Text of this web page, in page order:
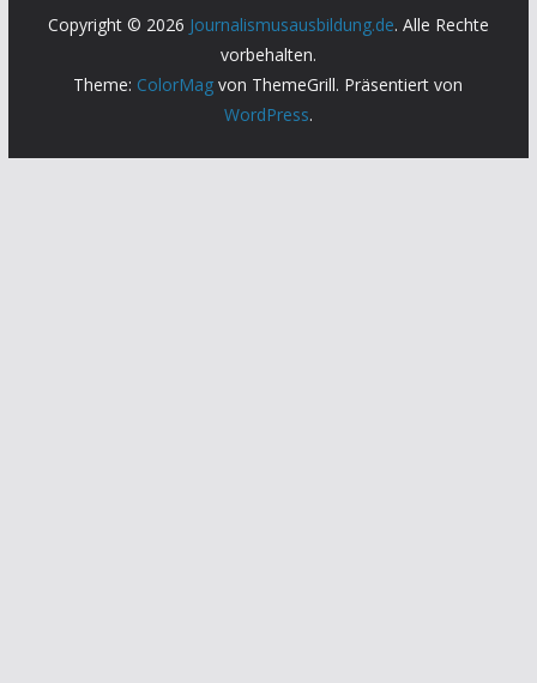
Copyright © 2026 Journalismusausbildung.de. Alle Rechte
vorbehalten.
Theme: ColorMag von ThemeGrill. Präsentiert von
WordPress.